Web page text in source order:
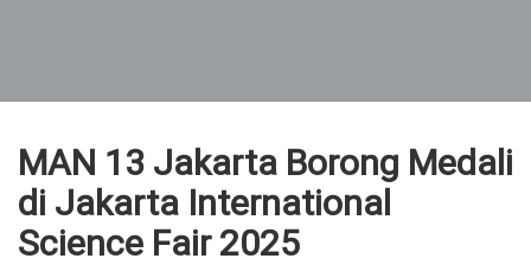
MAN 13 Jakarta Borong Medali
di Jakarta International
Science Fair 2025